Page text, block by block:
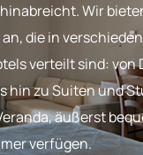
Wir
die in
verteilt sind: von
hin zu Suiten und
äußerst
verfügen.